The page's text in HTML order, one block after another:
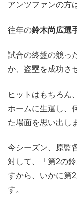
アンツファンの方
往年の鈴木尚広選
試合の終盤の競っ
か、盗塁を成功さ
ヒットはもちろん
ホームに生還し、
た場面を思い出し
今シーズン、原監
対して、「第2の
すから、いかに第
す。